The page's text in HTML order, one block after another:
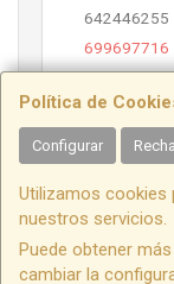
Política de
Configurar
Utilizamos cookies
nuestros servicios.
Puede obtener
cambiar la
642446255
699697716
Horario
10:00 a 14:00 y